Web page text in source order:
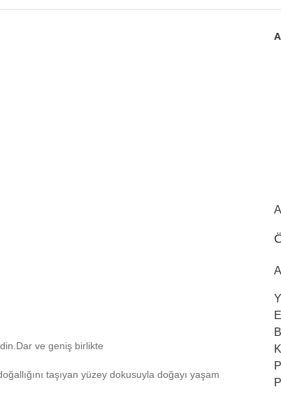
ve geniş birlikte
taşıyan yüzey dokusuyla doğayı yaşam